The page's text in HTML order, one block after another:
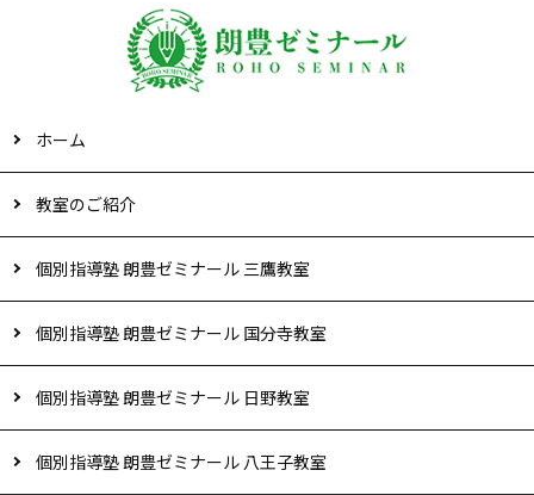
ホーム
教室のご紹介
個別指導塾 朗豊ゼミナール 三鷹教室
個別指導塾 朗豊ゼミナール 国分寺教室
個別指導塾 朗豊ゼミナール 日野教室
個別指導塾 朗豊ゼミナール 八王子教室